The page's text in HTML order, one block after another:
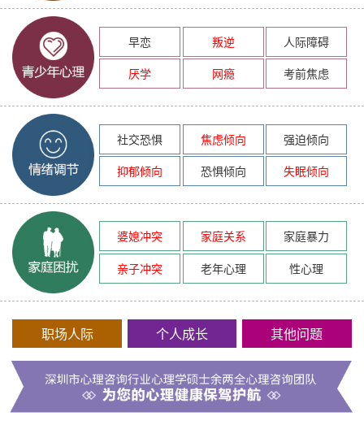
早恋 叛逆
人际障碍
厌学
网瘾 考前焦虑
社交恐惧 焦虑倾向
强迫倾向
抑郁倾向
恐惧倾向 失眠倾向
婆媳冲突 家庭关系
家庭暴力
亲子冲突
老年心理 性心理
职场人际 个人成长 其他问题